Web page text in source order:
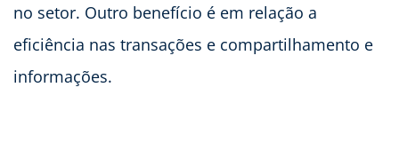
no setor. Outro benefício é em relação a
eficiência nas transações e compartilhamento e
informações.